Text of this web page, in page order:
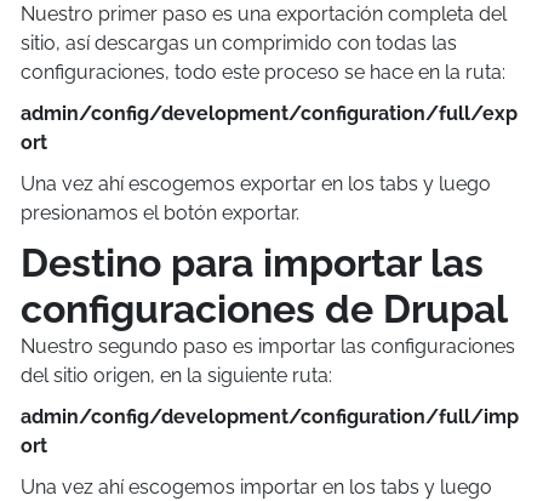
Nuestro primer paso es una exportación completa del
sitio, así descargas un comprimido con todas las
configuraciones, todo este proceso se hace en la ruta:
admin/config/development/configuration/full/exp
ort
Una vez ahí escogemos exportar en los tabs y luego
presionamos el botón exportar.
Destino para importar las
configuraciones de Drupal
Nuestro segundo paso es importar las configuraciones
del sitio origen, en la siguiente ruta:
admin/config/development/configuration/full/imp
ort
Una vez ahí escogemos importar en los tabs y luego